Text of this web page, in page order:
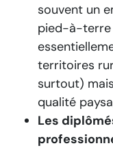
souvent un
pied-à-terre
territoires
surtout)
qualité
Les